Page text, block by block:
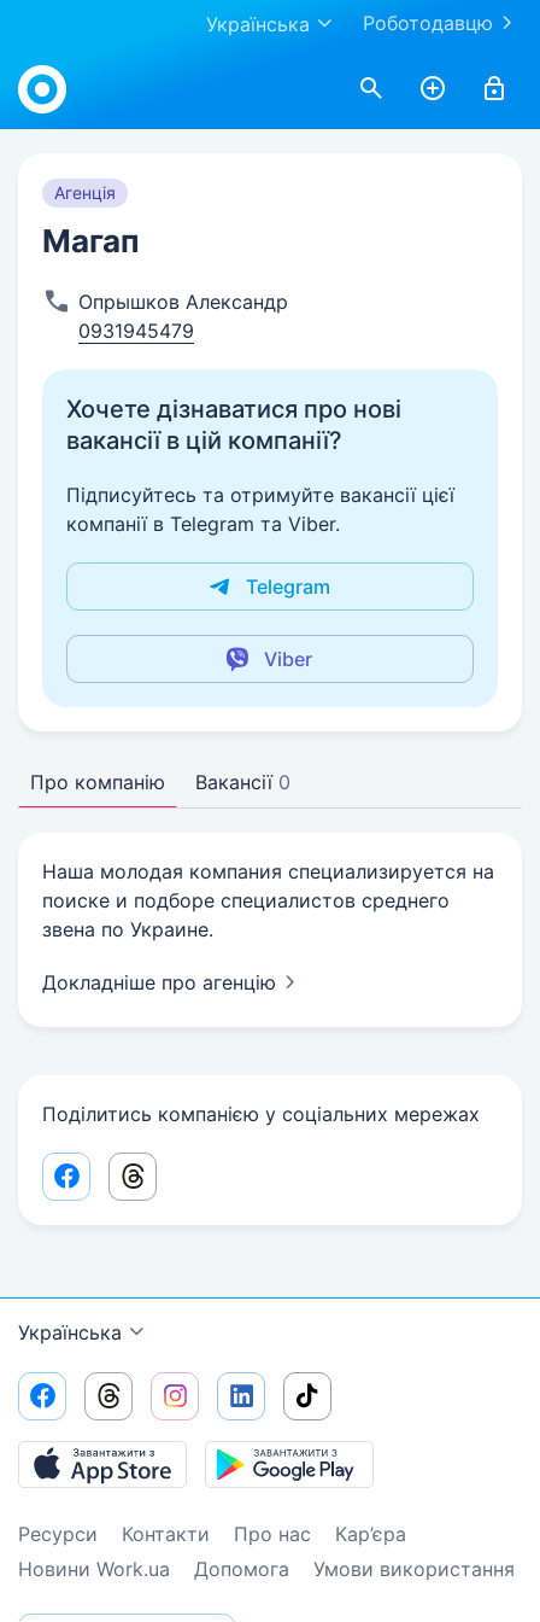
Роботодавцю
Українська
Work.ua
Агенція
Магап
Опрышков Александр
0931945479
Хочете дізнаватися про нові
вакансії в цій компанії?
Підписуйтесь та отримуйте вакансії цієї
компанії в Telegram та Viber.
Telegram
Viber
Про компанію Вакансії 0
Наша молодая компания специализируется на
поиске и подборе специалистов среднего
звена по Украине.
Докладніше про агенцію
Поділитись компанією у соціальних мережах
Facebook share link
Threads share link
Українська
Ресурси Контакти Про нас
Кар’єра
Новини Work.ua
Допомога Умови використання